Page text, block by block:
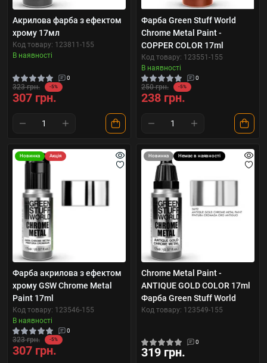
Акрилова фарба з ефектом
хрому 17мл
Код товару: 123811-155
В наявності
0
323 грн. -5%
307 грн.
Фарба Green Stuff World
Chrome Metal Paint -
COPPER COLOR 17ml
Код товару: 123551-155
В наявності
0
250 грн. -5%
238 грн.
Новинка Акція
Фарба акрилова з ефектом
хрому GSW Chrome Metal
Paint 17ml
Код товару: 123546-155
В наявності
0
323 грн. -5%
307 грн.
Новинка Немає в наявності
Chrome Metal Paint -
ANTIQUE GOLD COLOR 17ml
Фарба Green Stuff World
Код товару: 123549-155
0
319 грн.